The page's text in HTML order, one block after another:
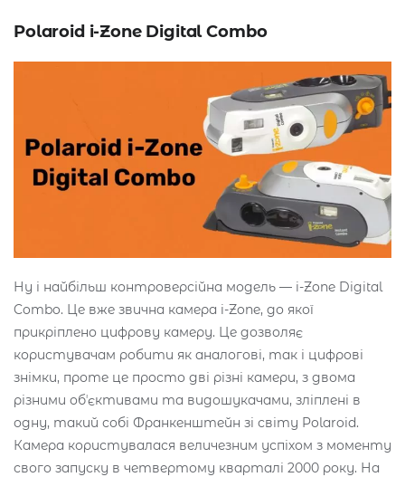
Polaroid i-Zone Digital Combo
Ну і найбільш контроверсійна модель — i-Zone Digital
Combo. Це вже звична камера i-Zone, до якої
прикріплено цифрову камеру. Це дозволяє
користувачам робити як аналогові, так і цифрові
знімки, проте це просто дві різні камери, з двома
різними обʼєктивами та видошукачами, зліплені в
одну, такий собі Франкенштейн зі світу Polaroid.
Камера користувалася величезним успіхом з моменту
свого запуску в четвертому кварталі 2000 року. На